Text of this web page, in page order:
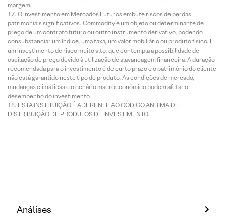
margem.
O investimento em Mercados Futuros embute riscos de perdas
patrimoniais significativos. Commodity é um objeto ou determinante de
preço de um contrato futuro ou outro instrumento derivativo, podendo
consubstanciar um índice, uma taxa, um valor mobiliário ou produto físico. É
um investimento de risco muito alto, que contempla a possibilidade de
oscilação de preço devido à utilização de alavancagem financeira. A duração
recomendada para o investimento é de curto prazo e o patrimônio do cliente
não está garantido neste tipo de produto. As condições de mercado,
mudanças climáticas e o cenário macroeconômico podem afetar o
desempenho do investimento.
ESTA INSTITUIÇÃO É ADERENTE AO CÓDIGO ANBIMA DE
DISTRIBUIÇÃO DE PRODUTOS DE INVESTIMENTO.
Análises